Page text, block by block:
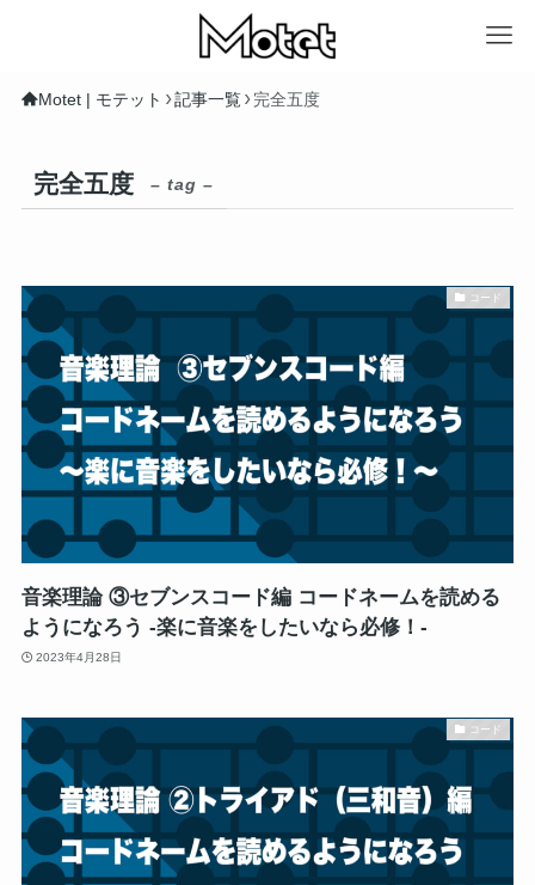
Motet | モテット 記事一覧 完全五度
完全五度 – tag –
コード
音楽理論 ③セブンスコード編 コードネームを読める
ようになろう -楽に音楽をしたいなら必修！-
2023年4月28日
コード